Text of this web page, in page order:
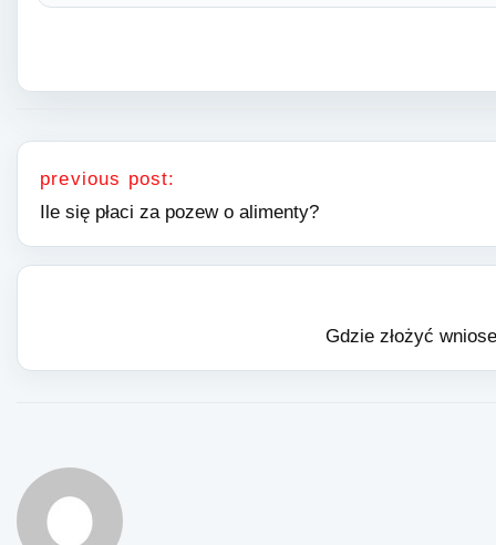
Nawigacja wpisu
previous post:
Ile się płaci za pozew o alimenty?
Gdzie złożyć